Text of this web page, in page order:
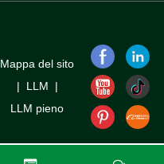
Mappa del sito
| LLM |
LLM pieno